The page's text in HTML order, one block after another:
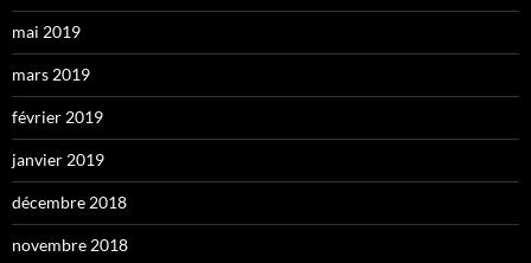
mai 2019
mars 2019
février 2019
janvier 2019
décembre 2018
novembre 2018